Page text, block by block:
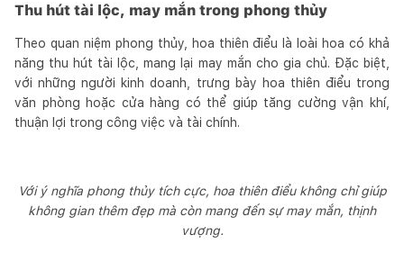
Thu hút tài lộc, may mắn trong phong thủy
Theo quan niệm phong thủy, hoa thiên điểu là loài hoa có khả
năng thu hút tài lộc, mang lại may mắn cho gia chủ. Đặc biệt,
với những người kinh doanh, trưng bày hoa thiên điểu trong
văn phòng hoặc cửa hàng có thể giúp tăng cường vận khí,
thuận lợi trong công việc và tài chính.
Với ý nghĩa phong thủy tích cực, hoa thiên điểu không chỉ giúp
không gian thêm đẹp mà còn mang đến sự may mắn, thịnh
vượng.